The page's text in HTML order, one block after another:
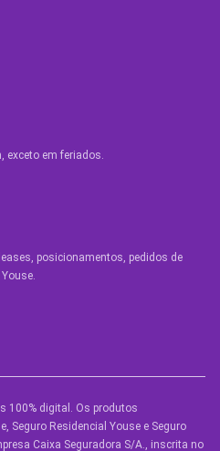
exceto em feriados.
posicionamentos, pedidos de
100% digital. Os produtos
Seguro Residencial Youse e Seguro
Caixa Seguradora S/A., inscrita no